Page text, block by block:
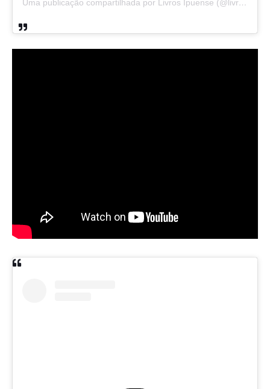
Uma publicação compartilhada por Livros Ipuense (@livraria.papelaria_ipuense)